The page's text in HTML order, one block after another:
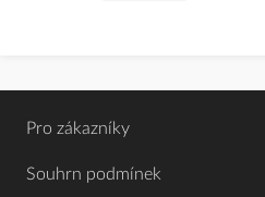
Pro zákazníky
Souhrn podmínek